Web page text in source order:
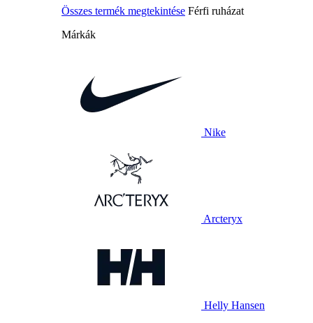
Összes termék megtekintése Férfi ruházat
Márkák
Nike
Arcteryx
Helly Hansen